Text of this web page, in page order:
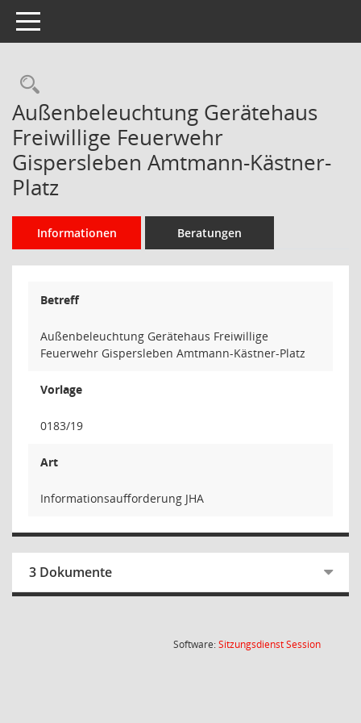
Toggle navigation
Rechercheauswahl
Außenbeleuchtung Gerätehaus
Freiwillige Feuerwehr
Gispersleben Amtmann-Kästner-
Platz
Informationen Beratungen
Betreff
Außenbeleuchtung Gerätehaus Freiwillige
Feuerwehr Gispersleben Amtmann-Kästner-Platz
Vorlage
0183/19
Art
Informationsaufforderung JHA
3 Dokumente
Software:SitzungsdienstSession(Wird in